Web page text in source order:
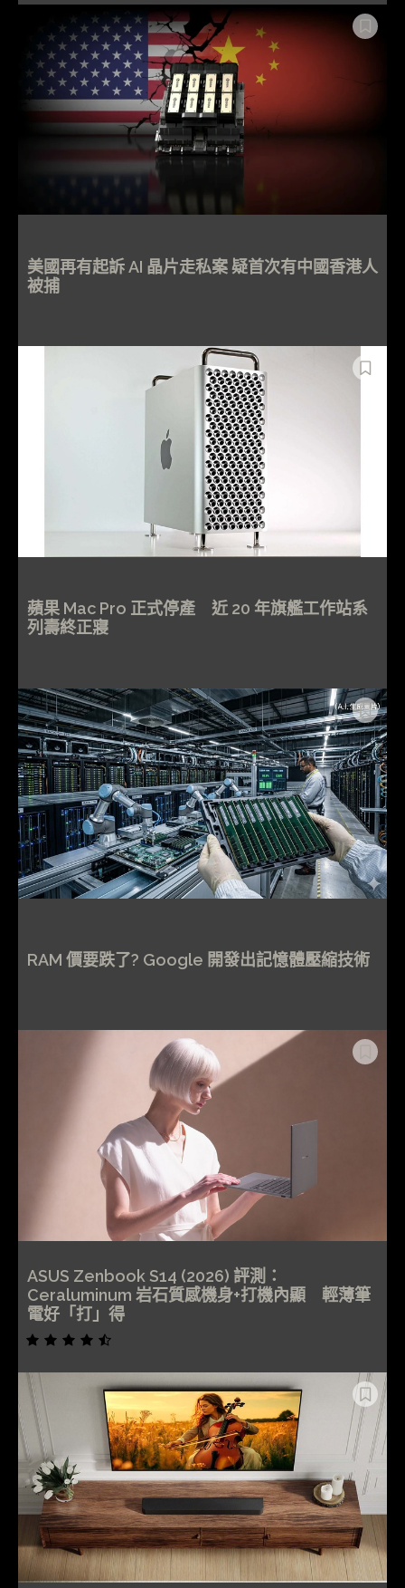
美國再有起訴 AI 晶片走私案 疑首次有中國香港人
被捕
蘋果 Mac Pro 正式停產 近 20 年旗艦工作站系
列壽終正寢
RAM 價要跌了? Google 開發出記憶體壓縮技術
ASUS Zenbook S14 (2026) 評測：
Ceraluminum 岩石質感機身+打機內顯 輕薄筆
電好「打」得